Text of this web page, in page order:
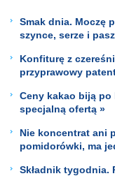
Smak dnia. Moczę
szynce, serze i
Konfiturę z
przyprawowy
Ceny kakao biją
specjalną ofertą »
Nie koncentrat ani
pomidorówki, ma
Składnik tygodnia.